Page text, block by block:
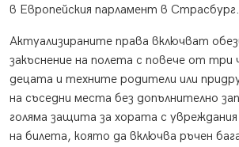
в Европейския парламент в Страсбург.
Актуализираните права включват
закъснение на полета с повече от
децата и техните родители или
на съседни места без допълнително
голяма защита за хората с увреждания
на билета, която да включва ръчен